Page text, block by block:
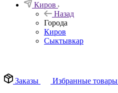
Киров
Назад
Города
Киров
Сыктывкар
Заказы
Избранные товары